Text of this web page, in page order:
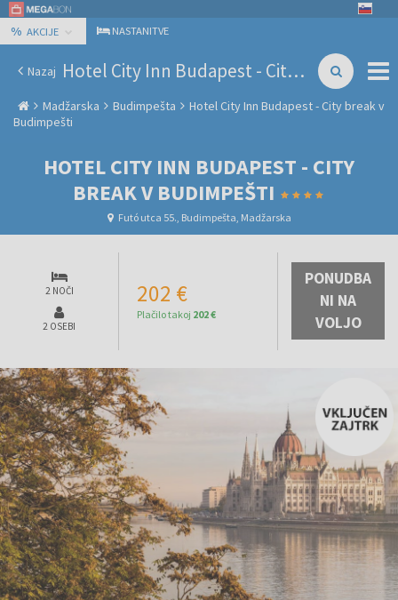
% AKCIJE NASTANITVE
Nazaj Hotel City Inn Budapest - City break v Budimpešti
Madžarska Budimpešta
Hotel City Inn Budapest - City break v
Budimpešti
HOTEL CITY INN BUDAPEST - CITY
BREAK V BUDIMPEŠTI
Futó utca 55., Budimpešta, Madžarska
2 NOČI
2 OSEBI
202 €
Plačilo takoj 202 €
PONUDBA
NI NA
VOLJO